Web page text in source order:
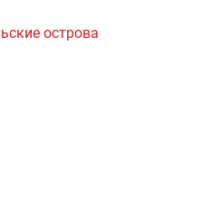
острова